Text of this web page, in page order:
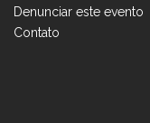
Denunciar este evento
Contato